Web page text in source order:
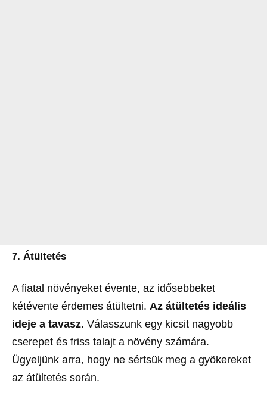
7. Átültetés
A fiatal növényeket évente, az idősebbeket
kétévente érdemes átültetni. Az átültetés ideális
ideje a tavasz. Válasszunk egy kicsit nagyobb
cserepet és friss talajt a növény számára.
Ügyeljünk arra, hogy ne sértsük meg a gyökereket
az átültetés során.